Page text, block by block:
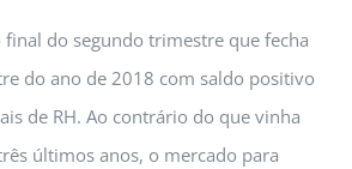
final do segundo trimestre que fecha
do ano de 2018 com saldo positivo
de RH. Ao contrário do que vinha
últimos anos, o mercado para